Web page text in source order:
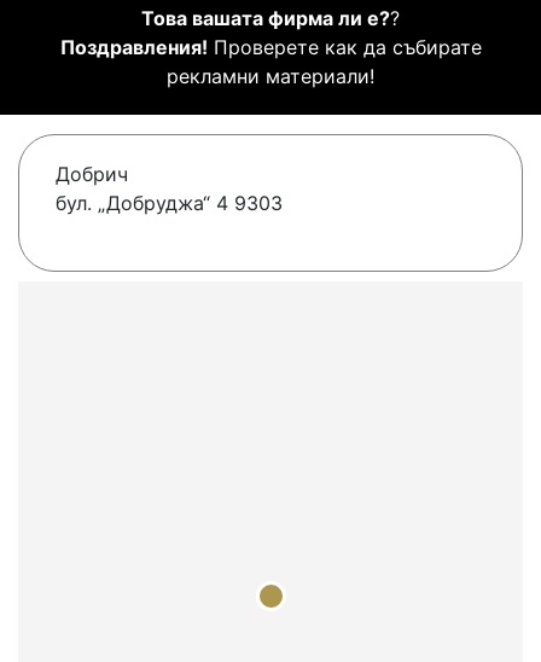
Това вашата фирма ли е??
Поздравления! Проверете как да събирате
рекламни материали!
Добрич
бул. „Добруджа“ 4 9303